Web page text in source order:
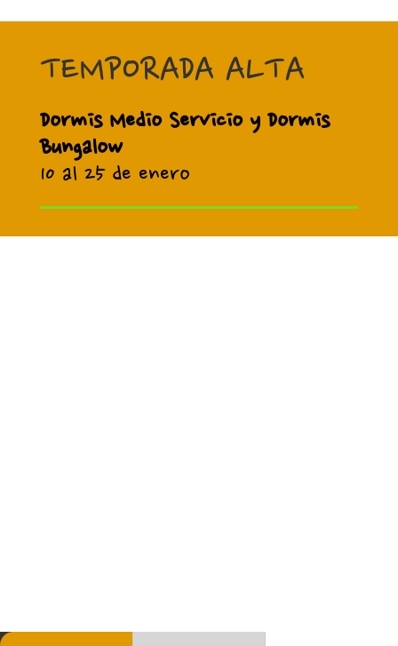
TEMPORADA ALTA
Dormis Medio Servicio y Dormis
Bungalow
10 al 25 de enero